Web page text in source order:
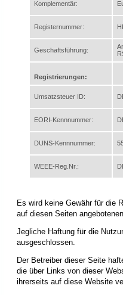
Komplementär:
Registernummer:
Geschaftsführung:
Registrierungen:
Umsatzsteuer ID:
EORI-Kennnummer:
DUNS-Kennnummer:
WEEE-Reg.Nr.:
Es wird keine Gewähr für die
auf diesen Seiten
Jegliche Haftung für die
ausgeschlossen.
Der Betreiber dieser Seite
die über Links von dieser
ihrerseits auf diese Website